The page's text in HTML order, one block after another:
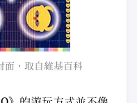
面，取自維基百科